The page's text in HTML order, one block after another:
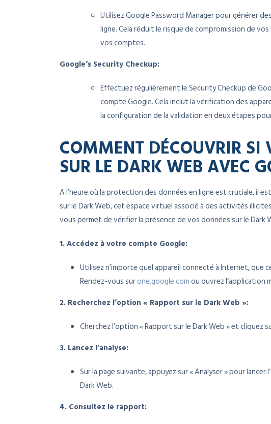
Utilisez Google Password Manager pour générer
ligne. Cela réduit le risque de compromission de
vos comptes.
Google’s Security Checkup:
Effectuez régulièrement le Security Checkup de
compte Google. Cela inclut la vérification des
la configuration de la validation en deux étapes
COMMENT DÉCOUVRIR SI
SUR LE DARK WEB AVEC
A l’heure où la protection des données en ligne est cruciale, il
sur le Dark Web, cet espace virtuel associé à des activités
vous permet de vérifier la présence de vos données sur le Dark
1. Accédez à votre compte Google:
Utilisez n’importe quel appareil connecté à Internet,
Rendez-vous surone.google.comou ouvrez l’application
2. Recherchez l’option « Rapport sur le Dark Web »:
Cherchez l’option « Rapport sur le Dark Web » et cliquez
3. Lancez l’analyse:
Sur la page suivante, appuyez sur « Analyser » pour
Dark Web.
4. Consultez le rapport: